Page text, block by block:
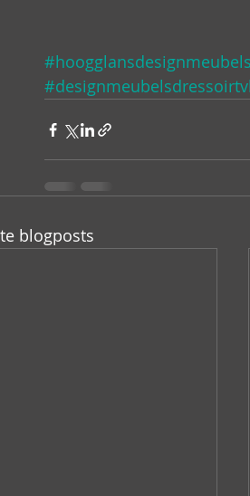
blogposts